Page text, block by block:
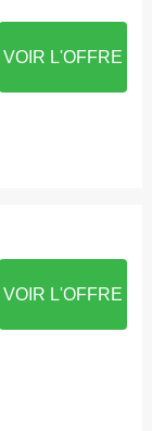
VOIR L'OFFRE
VOIR L'OFFRE